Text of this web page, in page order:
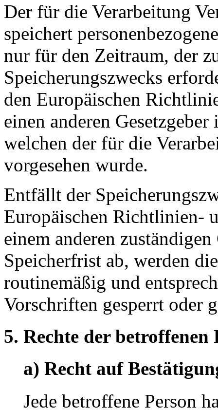
Der für die Verarbeitung
speichert
nur für den Zeitraum, der
Speicherungszwecks
den Europäischen
einen anderen
welchen der für die
vorgesehen wurde.
Entfällt der
Europäischen Richtlinien-
einem anderen
Speicherfrist ab, werden
routinemäßig und
Vorschriften gesperrt oder
5. Rechte der betroffenen
a) Recht auf
Jede betroffene Person